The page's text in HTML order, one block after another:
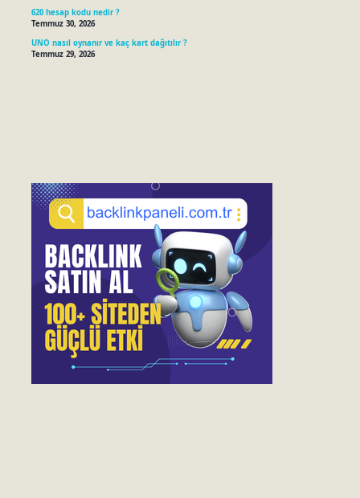
620 hesap kodu nedir ?
Temmuz 30, 2026
UNO nasıl oynanır ve kaç kart dağıtılır ?
Temmuz 29, 2026